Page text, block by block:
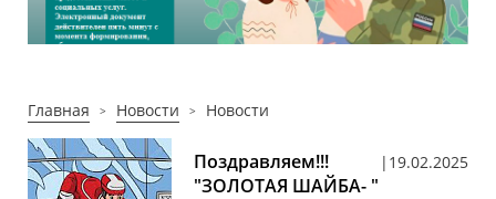
Главная Новости Новости
Поздравляем!!!
"ЗОЛОТАЯ ШАЙБА- "
19.02.2025